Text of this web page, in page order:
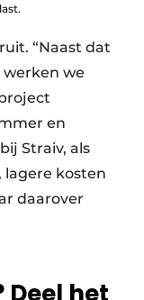
“Naast dat
werken we
en
Straiv, als
kosten
daarover